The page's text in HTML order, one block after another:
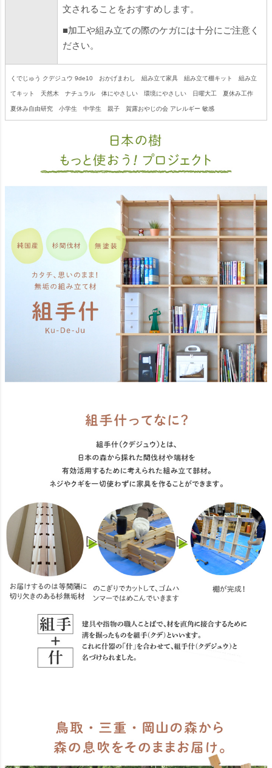
文されることをおすすめします。
■加工や組み立ての際のケガには十分にご注意く
ださい。
くでじゅう クデジュウ 9de10 おかげまわし 組み立て家具 組み立て棚キット 組み立
てキット 天然木 ナチュラル 体にやさしい 環境にやさしい 日曜大工 夏休み工作
夏休み自由研究 小学生 中学生 親子 賀露おやじの会 アレルギー 敏感